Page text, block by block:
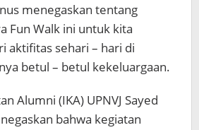
menegaskan tentang
Fun Walk ini untuk kita
aktifitas sehari – hari di
betul – betul kekeluargaan.
Alumni (IKA) UPNVJ Sayed
bahwa kegiatan